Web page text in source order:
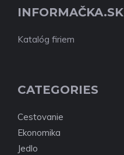
INFORMAČKA.SK
Katalóg firiem
CATEGORIES
Cestovanie
Ekonomika
Jedlo